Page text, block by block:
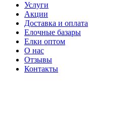
Услуги
Акции
Доставка и оплата
Елочные базары
Елки оптом
О нас
Отзывы
Контакты